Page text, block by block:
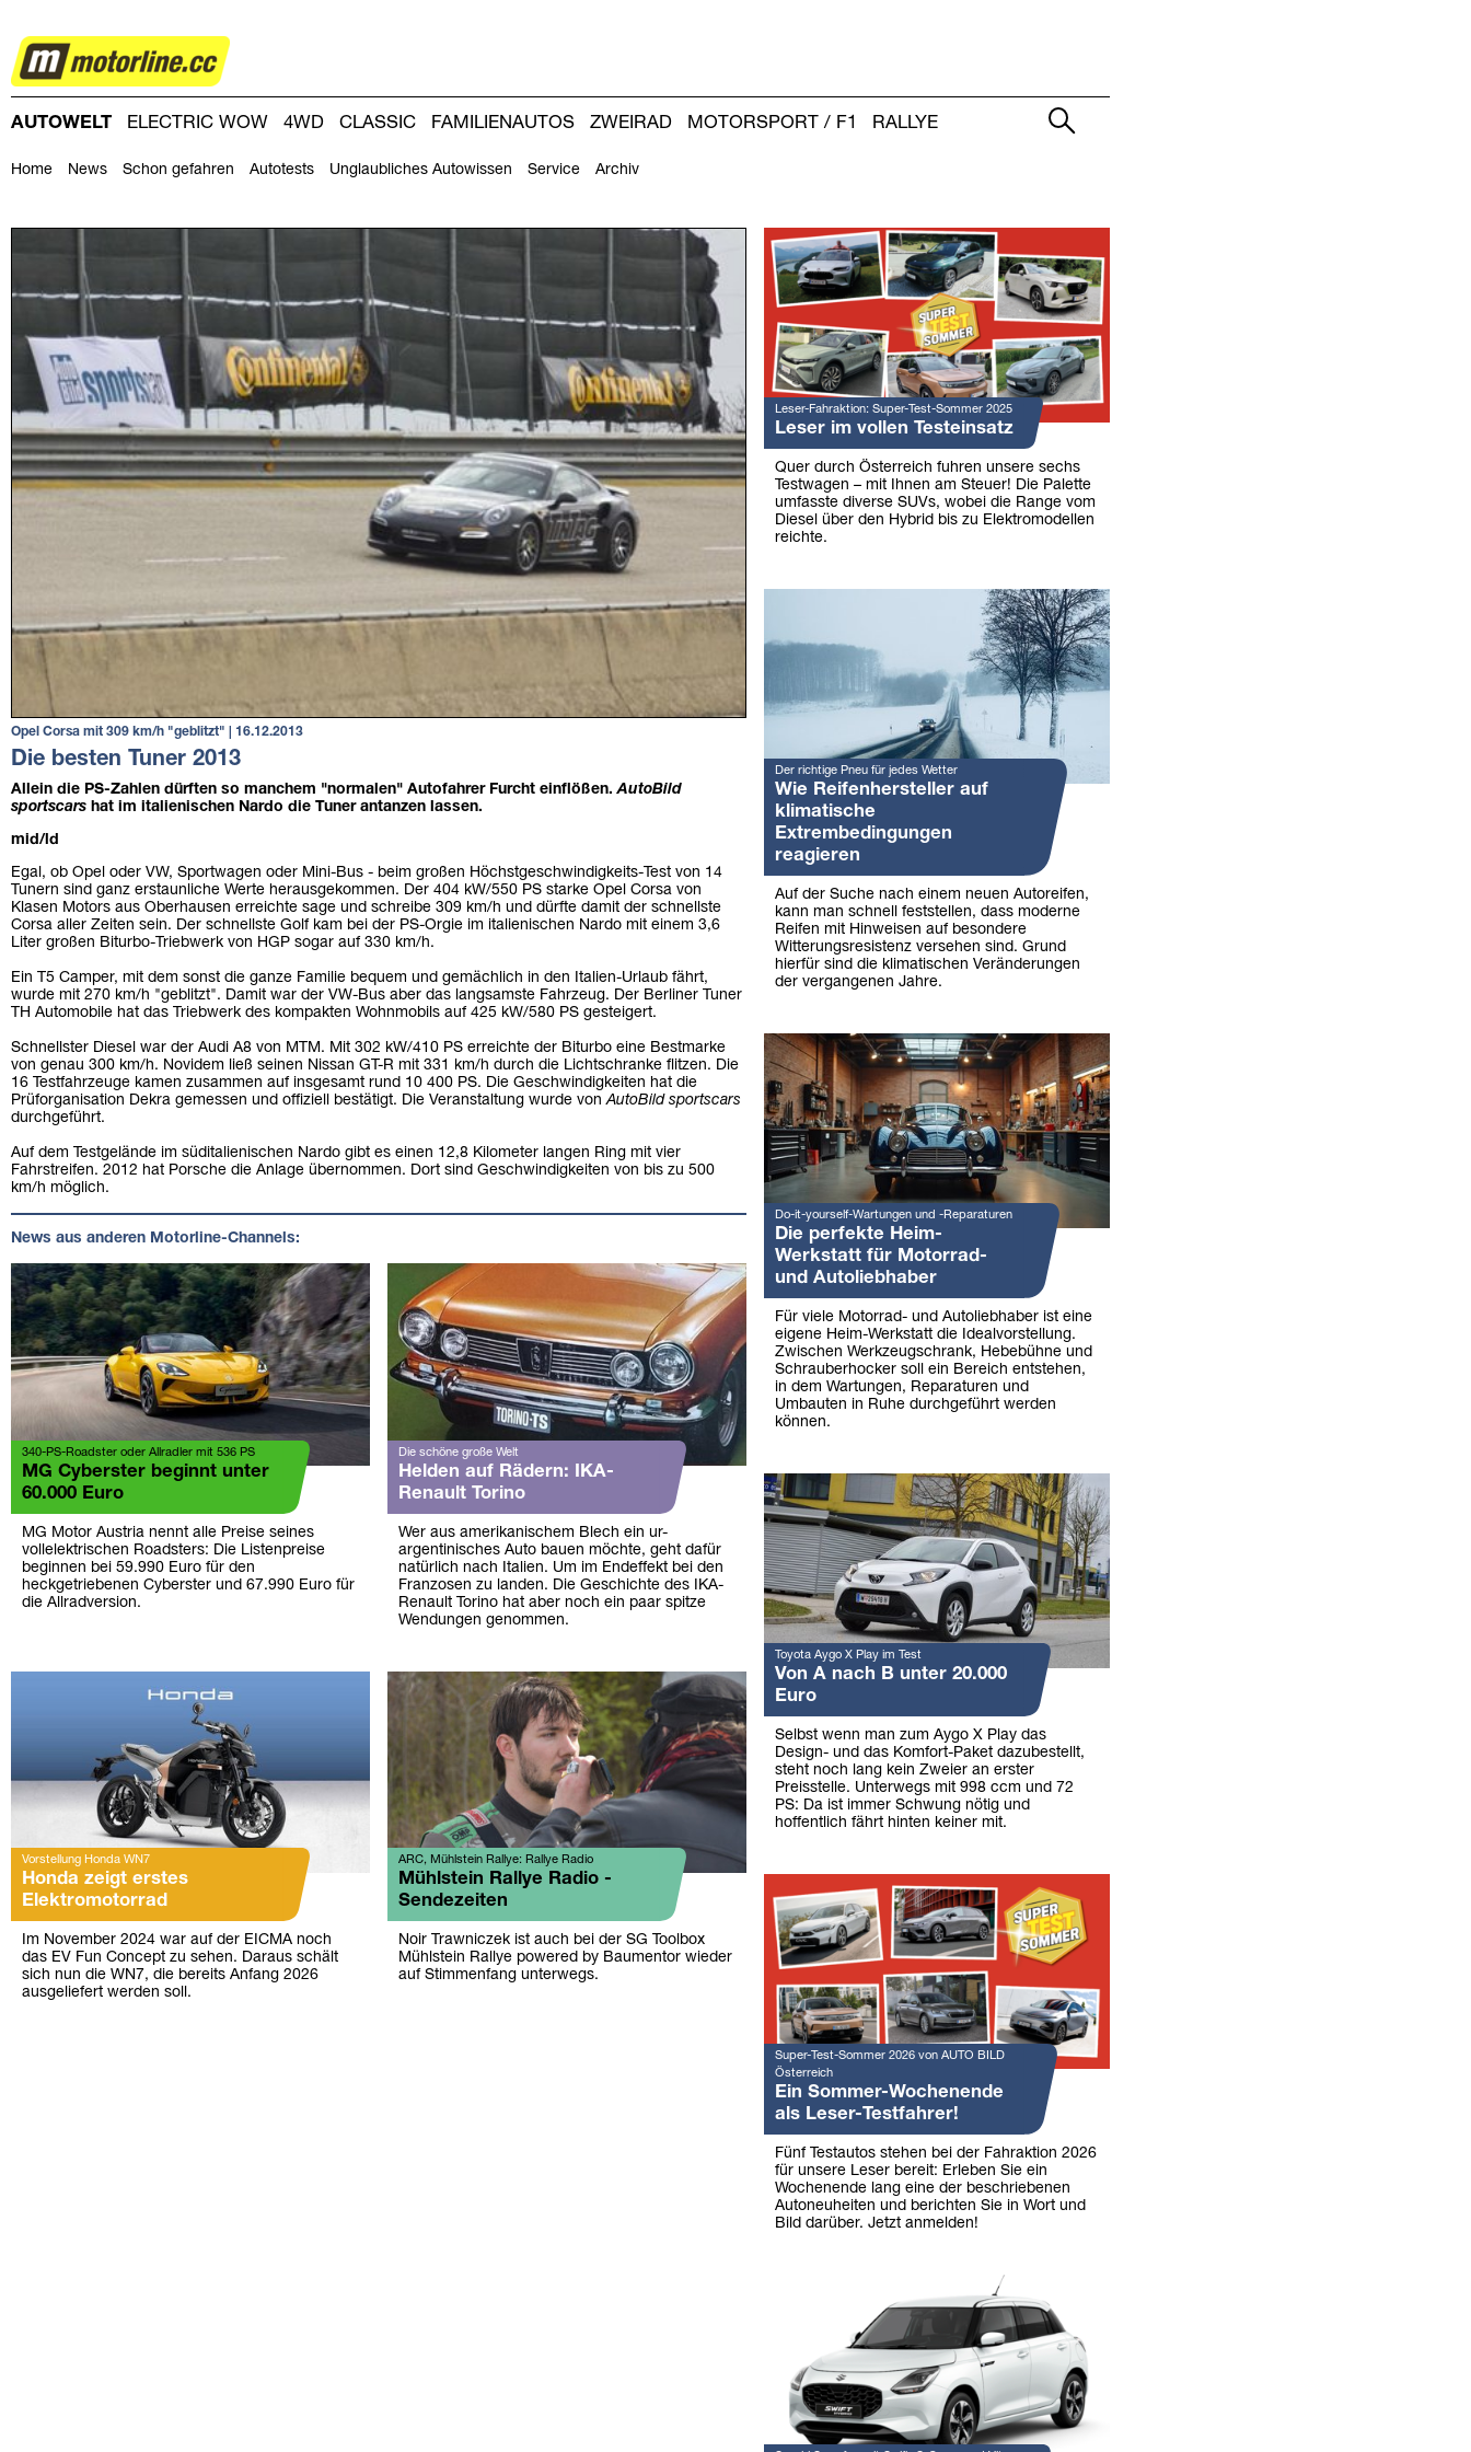
AUTOWELT
AUTOWELT
Home News Schon gefahren Autotests Unglaubliches Autowissen Service Archiv
ELECTRIC WOW 4WD CLASSIC FAMILIENAUTOS ZWEIRAD MOTORSPORT / F1
RALLYE
Opel Corsa mit 309 km/h "geblitzt" | 16.12.2013
Die besten Tuner 2013
Allein die PS-Zahlen dürften so manchem "normalen" Autofahrer Furcht einflößen.AutoBild
sportscars hat im italienischen Nardo die Tuner antanzen lassen.
mid/ld
Egal, ob Opel oder VW, Sportwagen oder Mini-Bus - beim großen Höchstgeschwindigkeits-Test von 14
Tunern sind ganz erstaunliche Werte herausgekommen. Der 404 kW/550 PS starke Opel Corsa von
Klasen Motors aus Oberhausen erreichte sage und schreibe 309 km/h und dürfte damit der schnellste
Corsa aller Zeiten sein. Der schnellste Golf kam bei der PS-Orgie im italienischen Nardo mit einem 3,6
Liter großen Biturbo-Triebwerk von HGP sogar auf 330 km/h.
Ein T5 Camper, mit dem sonst die ganze Familie bequem und gemächlich in den Italien-Urlaub fährt,
wurde mit 270 km/h "geblitzt". Damit war der VW-Bus aber das langsamste Fahrzeug. Der Berliner Tuner
TH Automobile hat das Triebwerk des kompakten Wohnmobils auf 425 kW/580 PS gesteigert.
Schnellster Diesel war der Audi A8 von MTM. Mit 302 kW/410 PS erreichte der Biturbo eine Bestmarke
von genau 300 km/h. Novidem ließ seinen Nissan GT-R mit 331 km/h durch die Lichtschranke flitzen. Die
16 Testfahrzeuge kamen zusammen auf insgesamt rund 10 400 PS. Die Geschwindigkeiten hat die
Prüforganisation Dekra gemessen und offiziell bestätigt. Die Veranstaltung wurde vonAutoBild sportscars
durchgeführt.
Auf dem Testgelände im süditalienischen Nardo gibt es einen 12,8 Kilometer langen Ring mit vier
Fahrstreifen. 2012 hat Porsche die Anlage übernommen. Dort sind Geschwindigkeiten von bis zu 500
km/h möglich.
News aus anderen Motorline-Channels:
340-PS-Roadster oder Allradler mit 536 PS
MG Cyberster beginnt unter
60.000 Euro
MG Motor Austria nennt alle Preise seines
vollelektrischen Roadsters: Die Listenpreise
beginnen bei 59.990 Euro für den
heckgetriebenen Cyberster und 67.990 Euro für
die Allradversion.
Die schöne große Welt
Helden auf Rädern: IKA-
Renault Torino
Wer aus amerikanischem Blech ein ur-
argentinisches Auto bauen möchte, geht dafür
natürlich nach Italien. Um im Endeffekt bei den
Franzosen zu landen. Die Geschichte des IKA-
Renault Torino hat aber noch ein paar spitze
Wendungen genommen.
Vorstellung Honda WN7
Honda zeigt erstes
Elektromotorrad
Im November 2024 war auf der EICMA noch
das EV Fun Concept zu sehen. Daraus schält
sich nun die WN7, die bereits Anfang 2026
ausgeliefert werden soll.
ARC, Mühlstein Rallye: Rallye Radio
Mühlstein Rallye Radio -
Sendezeiten
Noir Trawniczek ist auch bei der SG Toolbox
Mühlstein Rallye powered by Baumentor wieder
auf Stimmenfang unterwegs.
Weitere
Artikel:
Leser-Fahraktion: Super-Test-Sommer 2025
Leser im vollen Testeinsatz
Quer durch Österreich fuhren unsere sechs
Testwagen – mit Ihnen am Steuer! Die Palette
umfasste diverse SUVs, wobei die Range vom
Diesel über den Hybrid bis zu Elektromodellen
reichte.
Der richtige Pneu für jedes Wetter
Wie Reifenhersteller auf
klimatische
Extrembedingungen
reagieren
Auf der Suche nach einem neuen Autoreifen,
kann man schnell feststellen, dass moderne
Reifen mit Hinweisen auf besondere
Witterungsresistenz versehen sind. Grund
hierfür sind die klimatischen Veränderungen
der vergangenen Jahre.
Do-it-yourself-Wartungen und -Reparaturen
Die perfekte Heim-
Werkstatt für Motorrad-
und Autoliebhaber
Für viele Motorrad- und Autoliebhaber ist eine
eigene Heim-Werkstatt die Idealvorstellung.
Zwischen Werkzeugschrank, Hebebühne und
Schrauberhocker soll ein Bereich entstehen,
in dem Wartungen, Reparaturen und
Umbauten in Ruhe durchgeführt werden
können.
Toyota Aygo X Play im Test
Von A nach B unter 20.000
Euro
Selbst wenn man zum Aygo X Play das
Design- und das Komfort-Paket dazubestellt,
steht noch lang kein Zweier an erster
Preisstelle. Unterwegs mit 998 ccm und 72
PS: Da ist immer Schwung nötig und
hoffentlich fährt hinten keiner mit.
Super-Test-Sommer 2026 von AUTO BILD
Österreich
Ein Sommer-Wochenende
als Leser-Testfahrer!
Fünf Testautos stehen bei der Fahraktion 2026
für unsere Leser bereit: Erleben Sie ein
Wochenende lang eine der beschriebenen
Autoneuheiten und berichten Sie in Wort und
Bild darüber. Jetzt anmelden!